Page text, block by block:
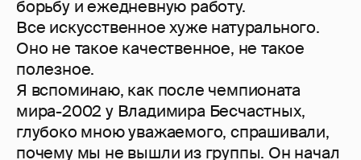
борьбу и ежедневную работу.
Все искусственное хуже натурального.
Оно не такое качественное, не такое
полезное.
Я вспоминаю, как после чемпионата
мира-2002 у Владимира Бесчастных,
глубоко мною уважаемого, спрашивали,
почему мы не вышли из группы. Он начал